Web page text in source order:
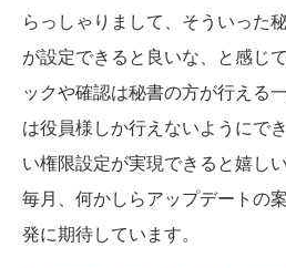
らっしゃりまして、そういった
が設定できると良いな、と感じ
ックや確認は秘書の方が行える
は役員様しか行えないようにで
い権限設定が実現できると嬉しい
毎月、何かしらアップデートの
発に期待しています。